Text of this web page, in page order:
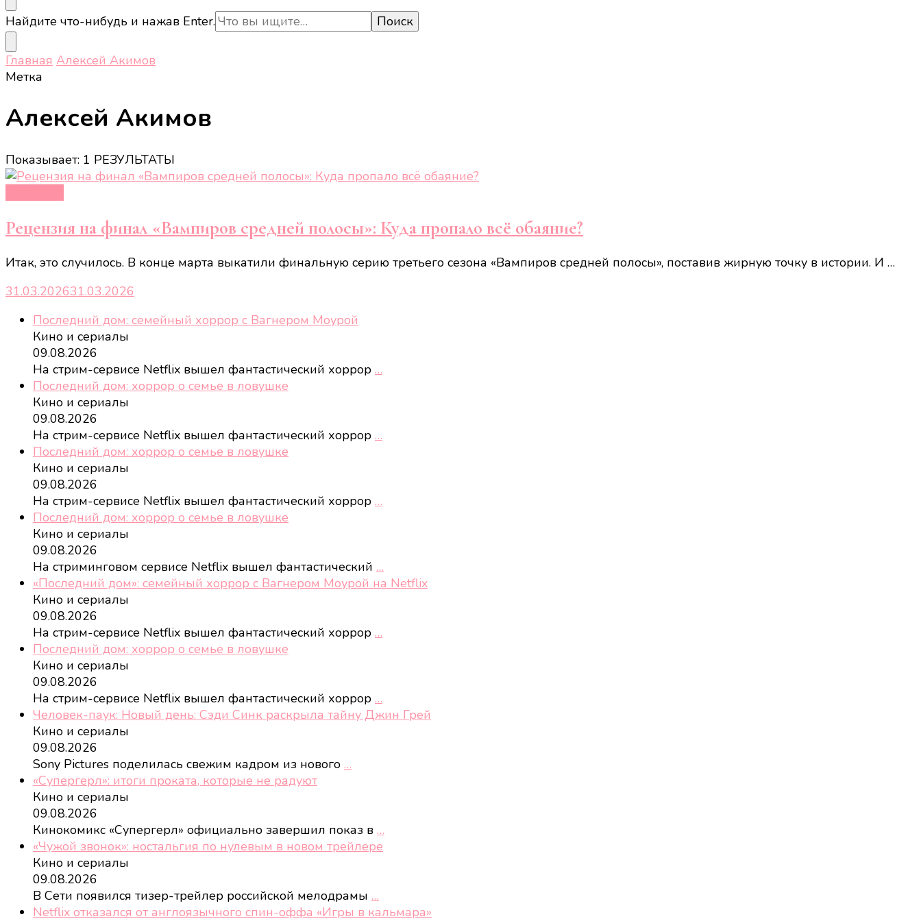
Ищите
что-
то?
Найдите что-нибудь и нажав Enter.
Главная Алексей Акимов
Метка
Алексей Акимов
Показывает: 1 РЕЗУЛЬТАТЫ
Рецензия на финал «Вампиров средней полосы»: Куда пропало всё обаяние?
Итак, это случилось. В конце марта выкатили финальную серию третьего сезона «Вампиров средней полосы», поставив жирную точку в истории. И …
31.03.202631.03.2026
Последний дом: семейный хоррор с Вагнером Моурой
Кино и сериалы
09.08.2026
На стрим-сервисе Netflix вышел фантастический хоррор …
Последний дом: хоррор о семье в ловушке
Кино и сериалы
09.08.2026
На стрим-сервисе Netflix вышел фантастический хоррор …
Последний дом: хоррор о семье в ловушке
Кино и сериалы
09.08.2026
На стрим-сервисе Netflix вышел фантастический хоррор …
Последний дом: хоррор о семье в ловушке
Кино и сериалы
09.08.2026
На стриминговом сервисе Netflix вышел фантастический …
«Последний дом»: семейный хоррор с Вагнером Моурой на Netflix
Кино и сериалы
09.08.2026
На стрим-сервисе Netflix вышел фантастический хоррор …
Последний дом: хоррор о семье в ловушке
Кино и сериалы
09.08.2026
На стрим-сервисе Netflix вышел фантастический хоррор …
Человек-паук: Новый день: Сэди Синк раскрыла тайну Джин Грей
Кино и сериалы
09.08.2026
Sony Pictures поделилась свежим кадром из нового …
«Супергерл»: итоги проката, которые не радуют
Кино и сериалы
09.08.2026
Кинокомикс «Супергерл» официально завершил показ в …
«Чужой звонок»: ностальгия по нулевым в новом трейлере
Кино и сериалы
09.08.2026
В Сети появился тизер-трейлер российской мелодрамы …
Netflix отказался от англоязычного спин-оффа «Игры в кальмара»